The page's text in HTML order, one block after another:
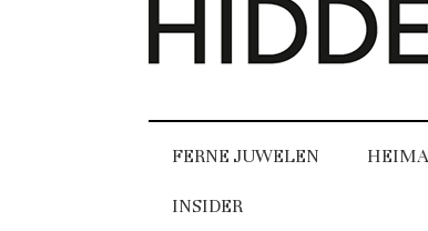
FERNE JUWELEN
INSIDER